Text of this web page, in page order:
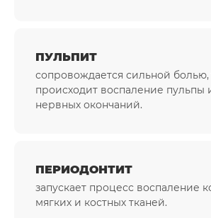
ПУЛЬПИТ
сопровождается сильной болью,
происходит воспаление пульпы
нервных окончаний.
ПЕРИОДОНТИТ
запускает процесс воспаление
мягких и костных тканей.